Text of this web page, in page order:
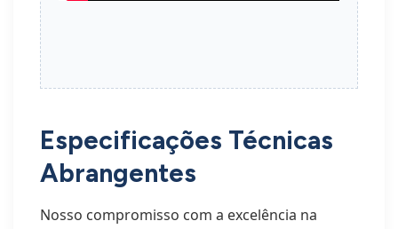
Especificações Técnicas
Abrangentes
Nosso compromisso com a excelência na